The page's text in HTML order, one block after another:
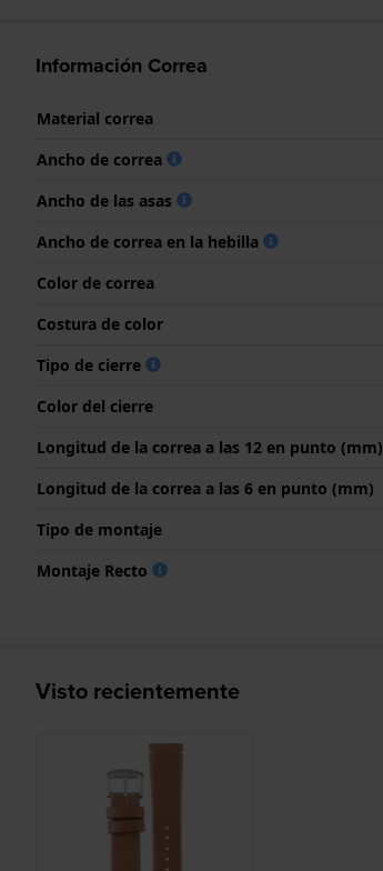
Información Correa
Material correa
Ancho de correa
Ancho de las asas
Ancho de correa en la hebilla
Color de correa
Costura de color
Tipo de cierre
Color del cierre
Longitud de la correa a las 12 en punto (mm)
Longitud de la correa a las 6 en punto (mm)
Tipo de montaje
Montaje Recto
Visto recientemente